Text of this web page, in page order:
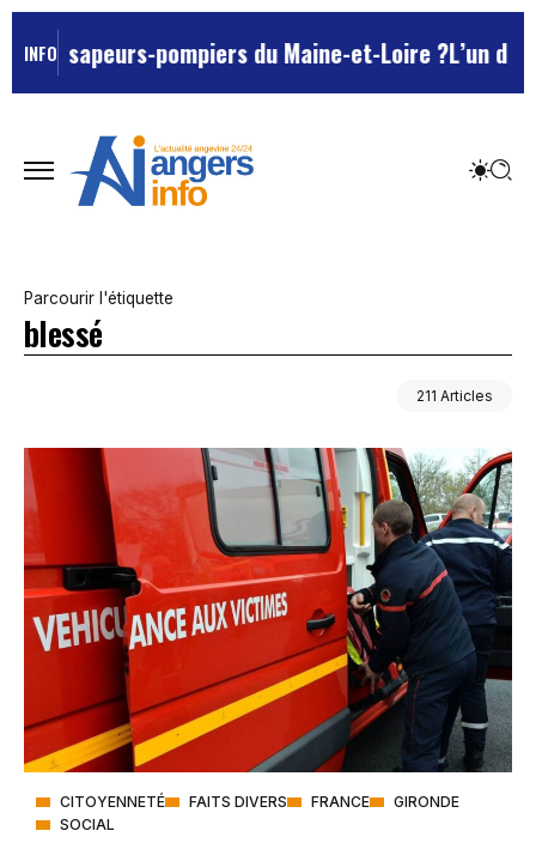
INFO du Maine-et-Loire ?L’un des Marseillais
Parcourir l'étiquette
blessé
211 Articles
CITOYENNETÉ FAITS DIVERS FRANCE
GIRONDE
SOCIAL